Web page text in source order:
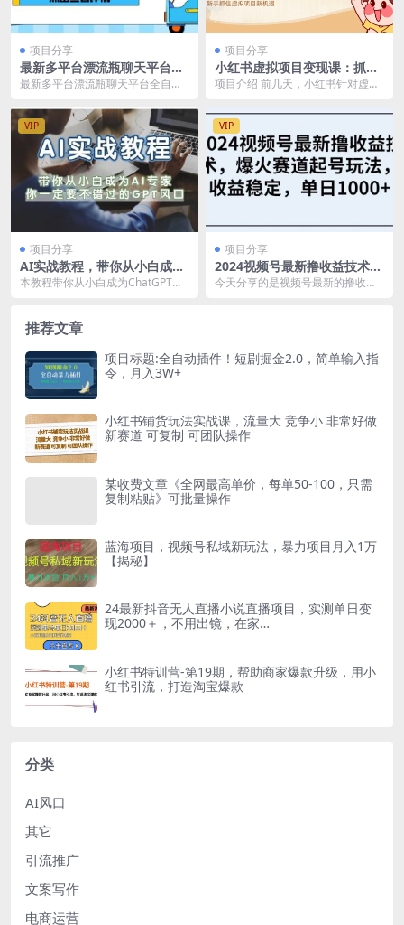
项目分享
最新多平台漂流瓶聊天平台全
自动挂机玩法，单窗口日收益
最新多平台漂流瓶聊天平台全自动
【挂机脚本 使用...
项目分享
小红书虚拟项目变现课：抓住
平台规则调整机遇，新手日入
项目介绍 前几天，小红书针对虚拟
拟产品的一级类目【...
VIP
项目分享
AI实战教程，带你从小白成为
AI专家，你一定要不错过的G-
本教程带你从小白成为ChatGPT专
VIP
项目分享
2024视频号最新撸收益技术，
爆火赛道起号玩法，收益稳
今天分享的是视频号最新的撸收益
推荐文章
项目标题:全自动插件！短剧掘金2.0，简单输入指
令，月入3W+
小红书铺货玩法实战课，流量大 竞争小 非常好做
新赛道 可复制 可团队操作
某收费文章《全网最高单价，每单50-100，只需
复制粘贴》可批量操作
蓝海项目，视频号私域新玩法，暴力项目月入1万
【揭秘】
24最新抖音无人直播小说直播项目，实测单日变
现2000＋，不用出镜，在家…
小红书特训营-第19期，帮助商家爆款升级，用小
红书引流，打造淘宝爆款
分类
AI风口
其它
引流推广
文案写作
电商运营